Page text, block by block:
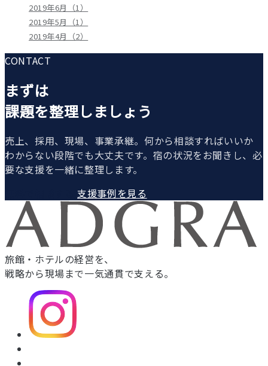
2019年6月（1）
2019年5月（1）
2019年4月（2）
CONTACT
まずは
課題を整理しましょう
売上、採用、現場、事業承継。何から相談すればいいか
わからない段階でも大丈夫です。宿の状況をお聞きし、必
要な支援を一緒に整理します。
支援事例を見る
旅館・ホテルの経営を、
戦略から現場まで一気通貫で支える。